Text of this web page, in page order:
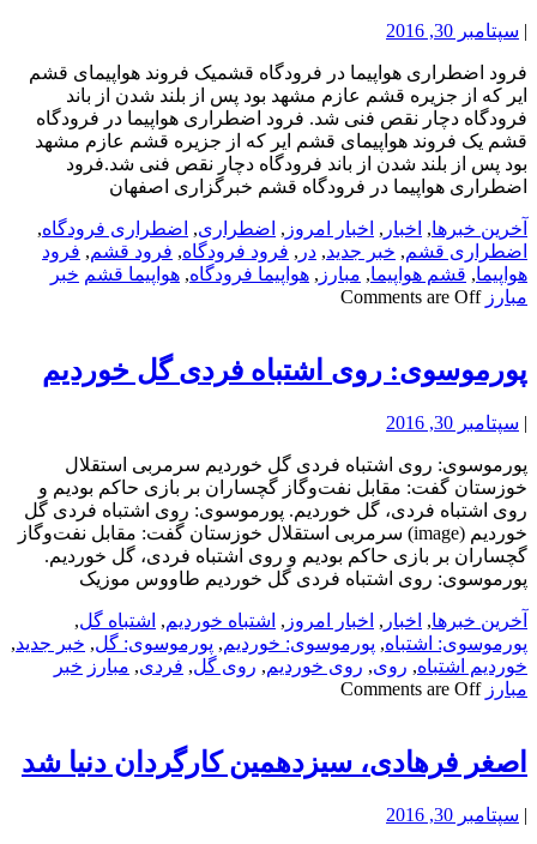
| سپتامبر 30, 2016
فرود اضطراری هواپیما در فرودگاه قشمیک فروند هواپیمای قشم
ایر که از جزیره قشم عازم مشهد بود پس از بلند شدن از باند
فرودگاه دچار نقص فنی شد. فرود اضطراری هواپیما در فرودگاه
قشم یک فروند هواپیمای قشم ایر که از جزیره قشم عازم مشهد
بود پس از بلند شدن از باند فرودگاه دچار نقص فنی شد.فرود
اضطراری هواپیما در فرودگاه قشم خبرگزاری اصفهان
آخرین خبرها, اخبار , اخبار امروز , اضطراری, اضطراری فرودگاه,
اضطراری قشم, خبر جدید, در , فرود فرودگاه, فرود قشم, فرود
هواپیما, قشم هواپیما, مبارز , هواپیما فرودگاه, هواپیما قشم خبر
مبارز Comments are Off
پورموسوی: روی اشتباه فردی گل خوردیم
| سپتامبر 30, 2016
پورموسوی: روی اشتباه فردی گل خوردیم سرمربی استقلال
خوزستان گفت: مقابل نفت‌وگاز گچساران بر بازی حاکم بودیم و
روی اشتباه فردی، گل خوردیم. پورموسوی: روی اشتباه فردی گل
خوردیم (image) سرمربی استقلال خوزستان گفت: مقابل نفت‌وگاز
گچساران بر بازی حاکم بودیم و روی اشتباه فردی، گل خوردیم.
پورموسوی: روی اشتباه فردی گل خوردیم طاووس موزیک
آخرین خبرها, اخبار , اخبار امروز , اشتباه خوردیم, اشتباه گل,
پورموسوی: اشتباه, پورموسوی: خوردیم, پورموسوی: گل, خبر جدید,
خوردیم اشتباه, روی, روی خوردیم, روی گل, فردی, مبارز خبر
مبارز Comments are Off
اصغر فرهادی، سیزدهمین کارگردان دنیا شد
| سپتامبر 30, 2016